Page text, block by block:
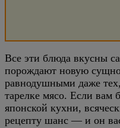
Все эти блюда вкусны
порождают новую
равнодушными даже
тарелке мясо. Если вам
японской кухни,
рецепту шанс — и он